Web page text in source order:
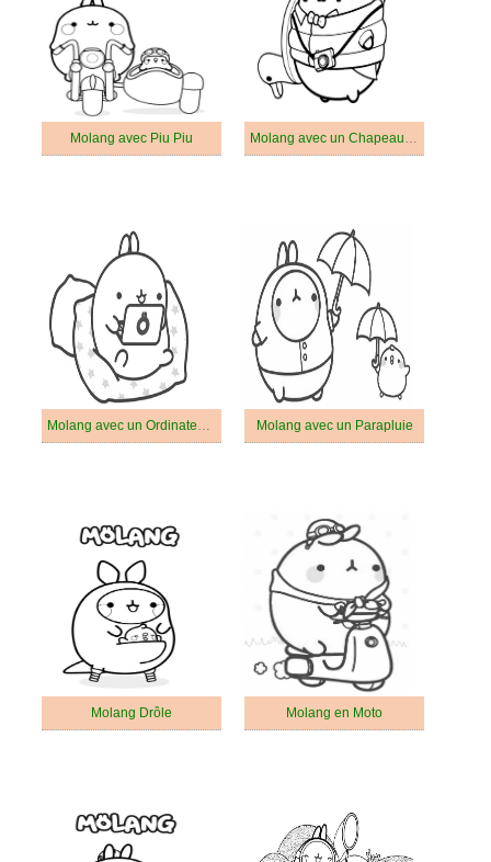
Molang avec Piu Piu Molang avec un Chapeau Mexicain
Molang avec un Ordinateur Portable Molang avec un Parapluie
Molang Drôle Molang en Moto